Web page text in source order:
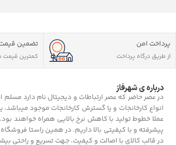
پرداخت امن
از طریق درگاه پرداخت
تضمین
کمترین قیمت
درباره ی شهرفاز
در عصر حاضر که عصر ارتباطات و دیجیتال نام دارد
انواع کارخانجات و یا گسترش کارخانجات موجود
عملا خطوط تولید با کاهش نرخ بالایی همراه خواهند
پیشرفته و با کیفیتی بالا داریم. در همین راستا
در قالب کالای با اصالت و کیفیت، جهت تسریع و راحتی